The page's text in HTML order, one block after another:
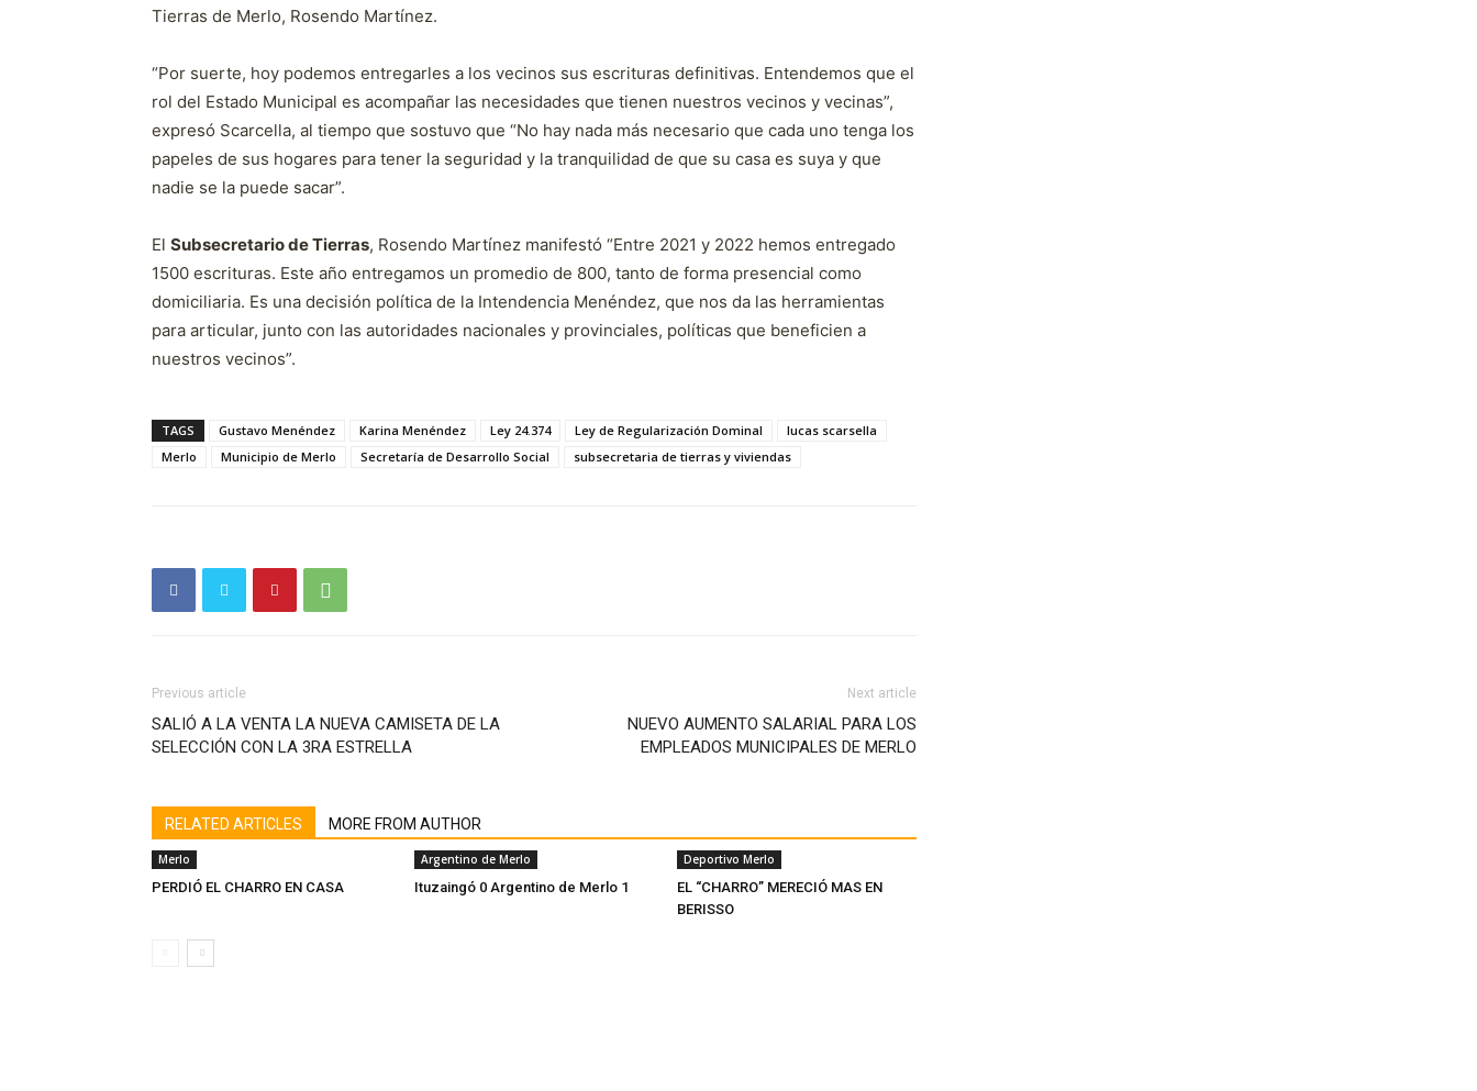
Tierras de Merlo, Rosendo Martínez.
“Por suerte, hoy podemos entregarles a los vecinos sus escrituras definitivas. Entendemos que el
rol del Estado Municipal es acompañar las necesidades que tienen nuestros vecinos y vecinas”,
expresó Scarcella, al tiempo que sostuvo que “No hay nada más necesario que cada uno tenga los
papeles de sus hogares para tener la seguridad y la tranquilidad de que su casa es suya y que
nadie se la puede sacar”.
El Subsecretario de Tierras, Rosendo Martínez manifestó “Entre 2021 y 2022 hemos entregado
1500 escrituras. Este año entregamos un promedio de 800, tanto de forma presencial como
domiciliaria. Es una decisión política de la Intendencia Menéndez, que nos da las herramientas
para articular, junto con las autoridades nacionales y provinciales, políticas que beneficien a
nuestros vecinos”.
TAGS Gustavo Menéndez Karina Menéndez Ley 24.374 Ley de Regularización Dominal
lucas scarsella
Merlo
Municipio de Merlo Secretaría de Desarrollo Social subsecretaria de tierras y viviendas
Previous article
SALIÓ A LA VENTA LA NUEVA CAMISETA DE LA
SELECCIÓN CON LA 3RA ESTRELLA
Next article
NUEVO AUMENTO SALARIAL PARA LOS
EMPLEADOS MUNICIPALES DE MERLO
RELATED ARTICLES MORE FROM AUTHOR
Merlo
PERDIÓ EL CHARRO EN CASA
Argentino de Merlo
Ituzaingó 0 Argentino de Merlo 1
Deportivo Merlo
EL “CHARRO” MERECIÓ MAS EN
BERISSO